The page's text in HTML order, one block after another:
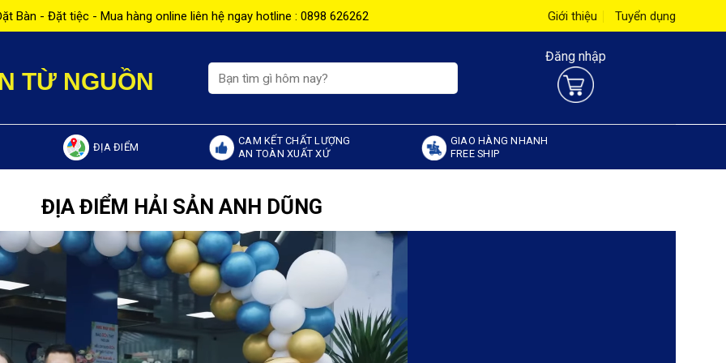
Bàn - Đặt tiệc - Mua hàng online liên hệ ngay hotline : 0898 626262 Giới thiệu Tuyển dụng
TỪ NGUỒN
Tìm
kiếm:
Đăng nhập
ĐỊA ĐIỂM
CAM KẾT CHẤT LƯỢNG
AN TOÀN XUẤT XỨ
GIAO HÀNG NHANH
FREE SHIP
ĐỊA ĐIỂM HẢI SẢN ANH DŨNG